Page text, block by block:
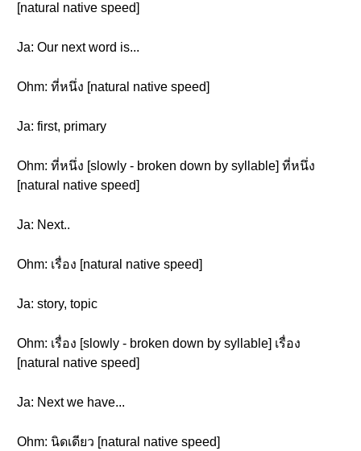
[natural native speed]
Ja: Our next word is...
Ohm: ที่หนึ่ง [natural native speed]
Ja: first, primary
Ohm: ที่หนึ่ง [slowly - broken down by syllable] ที่หนึ่ง
[natural native speed]
Ja: Next..
Ohm: เรื่อง [natural native speed]
Ja: story, topic
Ohm: เรื่อง [slowly - broken down by syllable] เรื่อง
[natural native speed]
Ja: Next we have...
Ohm: นิดเดียว [natural native speed]